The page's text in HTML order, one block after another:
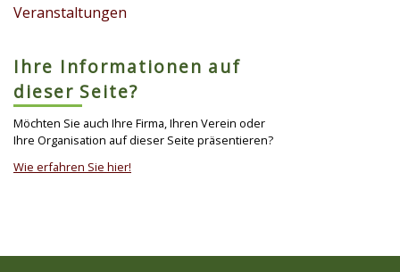
Veranstaltungen
Ihre Informationen auf
dieser Seite?
Möchten Sie auch Ihre Firma, Ihren Verein oder
Ihre Organisation auf dieser Seite präsentieren?
Wie erfahren Sie hier!